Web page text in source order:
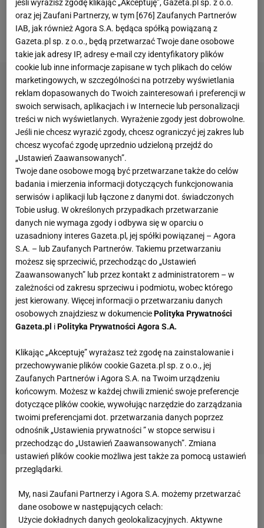
zagrali u siebie z Paragwajem, rewelacyjnie
spisującym się w kwalifikacjach.
Carlo Ancelotti wreszcie zwycięski w reprezentacji
jeśli wyrazisz zgodę klikając „Akceptuję”, Gazeta.pl sp. z o.o.
oraz jej Zaufani Partnerzy, w tym [676] Zaufanych Partnerów
IAB, jak również Agora S.A. będąca spółką powiązaną z
Gazeta.pl sp. z o.o., będą przetwarzać Twoje dane osobowe
takie jak adresy IP, adresy e-mail czy identyfikatory plików
cookie lub inne informacje zapisane w tych plikach do celów
marketingowych, w szczególności na potrzeby wyświetlania
reklam dopasowanych do Twoich zainteresowań i preferencji w
swoich serwisach, aplikacjach i w Internecie lub personalizacji
treści w nich wyświetlanych. Wyrażenie zgody jest dobrowolne.
Jeśli nie chcesz wyrazić zgody, chcesz ograniczyć jej zakres lub
chcesz wycofać zgodę uprzednio udzieloną przejdź do
„Ustawień Zaawansowanych”.
Twoje dane osobowe mogą być przetwarzane także do celów
badania i mierzenia informacji dotyczących funkcjonowania
serwisów i aplikacji lub łączone z danymi dot. świadczonych
Tobie usług. W określonych przypadkach przetwarzanie
danych nie wymaga zgody i odbywa się w oparciu o
uzasadniony interes Gazeta.pl, jej spółki powiązanej – Agora
S.A. – lub Zaufanych Partnerów. Takiemu przetwarzaniu
możesz się sprzeciwić, przechodząc do „Ustawień
Zaawansowanych” lub przez kontakt z administratorem – w
zależności od zakresu sprzeciwu i podmiotu, wobec którego
jest kierowany. Więcej informacji o przetwarzaniu danych
osobowych znajdziesz w dokumenciePolityka Prywatności
Gazeta.pl iPolityka Prywatności Agora S.A.
Klikając „Akceptuję” wyrażasz też zgodę na zainstalowanie i
przechowywanie plików cookie Gazeta.pl sp. z o.o., jej
Zaufanych Partnerów i Agora S.A. na Twoim urządzeniu
końcowym. Możesz w każdej chwili zmienić swoje preferencje
dotyczące plików cookie, wywołując narzędzie do zarządzania
twoimi preferencjami dot. przetwarzania danych poprzez
odnośnik „Ustawienia prywatności ” w stopce serwisu i
przechodząc do „Ustawień Zaawansowanych”. Zmiana
ustawień plików cookie możliwa jest także za pomocą ustawień
przeglądarki.
My, nasi Zaufani Partnerzy i Agora S.A. możemy przetwarzać
dane osobowe w następujących celach:
Użycie dokładnych danych geolokalizacyjnych. Aktywne